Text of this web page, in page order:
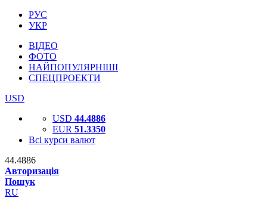
РУС
УКР
ВІДЕО
ФОТО
НАЙПОПУЛЯРНІШІ
СПЕЦПРОЕКТИ
USD
USD 44.4886
EUR 51.3350
Всі курси валют
44.4886
Авторизація
Пошук
RU